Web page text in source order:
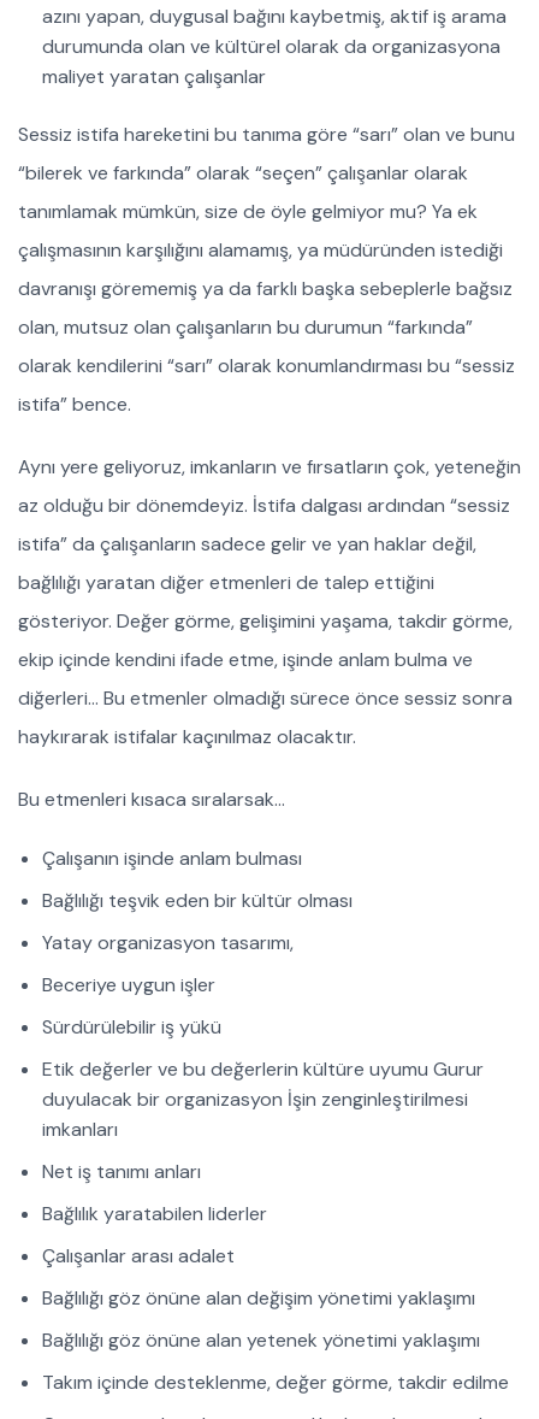
azını yapan, duygusal bağını kaybetmiş, aktif iş arama
durumunda olan ve kültürel olarak da organizasyona
maliyet yaratan çalışanlar
Sessiz istifa hareketini bu tanıma göre “sarı” olan ve bunu
“bilerek ve farkında” olarak “seçen” çalışanlar olarak
tanımlamak mümkün, size de öyle gelmiyor mu? Ya ek
çalışmasının karşılığını alamamış, ya müdüründen istediği
davranışı görememiş ya da farklı başka sebeplerle bağsız
olan, mutsuz olan çalışanların bu durumun “farkında”
olarak kendilerini “sarı” olarak konumlandırması bu “sessiz
istifa” bence.
Aynı yere geliyoruz, imkanların ve fırsatların çok, yeteneğin
az olduğu bir dönemdeyiz. İstifa dalgası ardından “sessiz
istifa” da çalışanların sadece gelir ve yan haklar değil,
bağlılığı yaratan diğer etmenleri de talep ettiğini
gösteriyor. Değer görme, gelişimini yaşama, takdir görme,
ekip içinde kendini ifade etme, işinde anlam bulma ve
diğerleri… Bu etmenler olmadığı sürece önce sessiz sonra
haykırarak istifalar kaçınılmaz olacaktır.
Bu etmenleri kısaca sıralarsak…
Çalışanın işinde anlam bulması
Bağlılığı teşvik eden bir kültür olması
Yatay organizasyon tasarımı,
Beceriye uygun işler
Sürdürülebilir iş yükü
Etik değerler ve bu değerlerin kültüre uyumu Gurur
duyulacak bir organizasyon İşin zenginleştirilmesi
imkanları
Net iş tanımı anları
Bağlılık yaratabilen liderler
Çalışanlar arası adalet
Bağlılığı göz önüne alan değişim yönetimi yaklaşımı
Bağlılığı göz önüne alan yetenek yönetimi yaklaşımı
Takım içinde desteklenme, değer görme, takdir edilme